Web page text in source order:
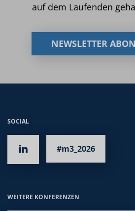
auf dem Laufenden
NEWSLETTER
SOCIAL
#m3_2026
WEITERE KONFERENZEN